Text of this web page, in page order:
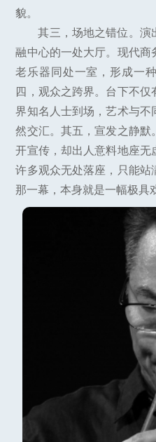
貌。
其三，场地之错位。演
融中心的一处大厅。现代
老乐器同处一室，形成一
四，观众之跨界。台下不
界知名人士到场，艺术与不
然交汇。其五，宣发之静默
开宣传，却出人意料地座
许多观众无处落座，只能站
那一幕，本身就是一幅极具